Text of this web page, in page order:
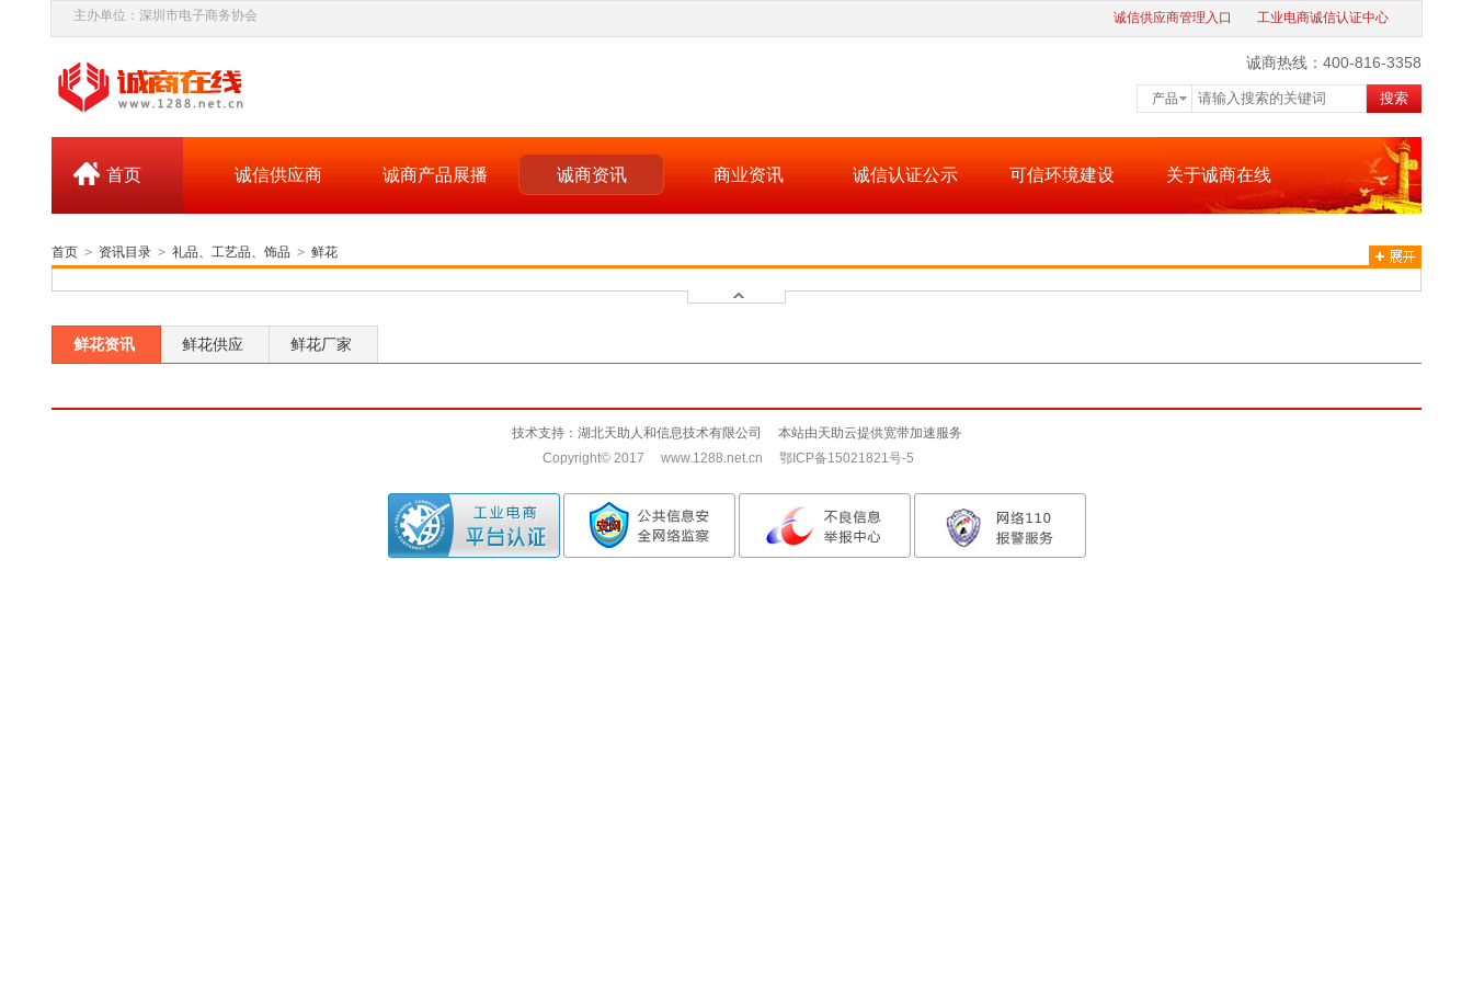
主办单位：深圳市电子商务协会 诚信供应商管理入口 工业电商诚信认证中心
诚商热线：400-816-3358
产品 搜索
首页 诚信供应商 诚商产品展播 诚商资讯 商业资讯 诚信认证公示 可信环境建设 关于诚商在线
首页 > 资讯目录 > 礼品、工艺品、饰品 > 鲜花
鲜花资讯 鲜花供应 鲜花厂家
技术支持：湖北天助人和信息技术有限公司 本站由天助云提供宽带加速服务
Copyright© 2017 www.1288.net.cn 鄂ICP备15021821号-5